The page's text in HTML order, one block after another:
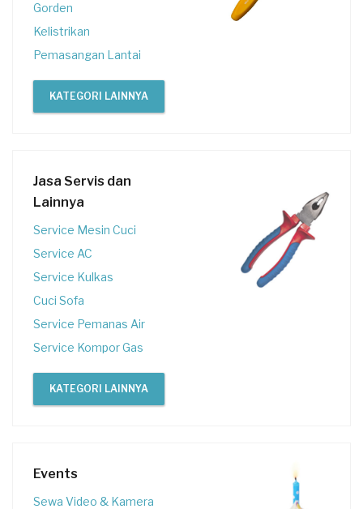
Gorden
Kelistrikan
Pemasangan Lantai
KATEGORI LAINNYA
Jasa Servis dan
Lainnya
Service Mesin Cuci
Service AC
Service Kulkas
Cuci Sofa
Service Pemanas Air
Service Kompor Gas
KATEGORI LAINNYA
Events
Sewa Video & Kamera